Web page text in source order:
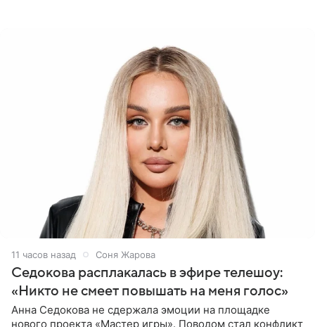
11 часов назад Соня Жарова
Седокова расплакалась в эфире телешоу:
«Никто не смеет повышать на меня голос»
Анна Седокова не сдержала эмоции на площадке
нового проекта «Мастер игры». Поводом стал конфликт